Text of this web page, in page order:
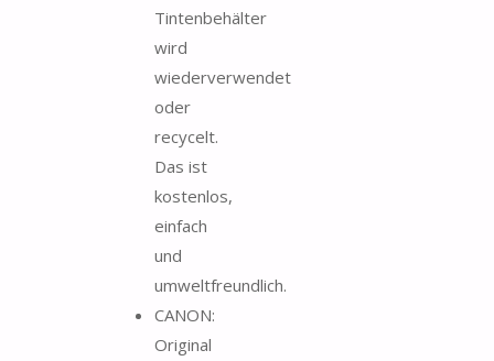
Tintenbehälter
wird
wiederverwendet
oder
recycelt.
Das ist
kostenlos,
einfach
und
umweltfreundlich.
CANON:
Original